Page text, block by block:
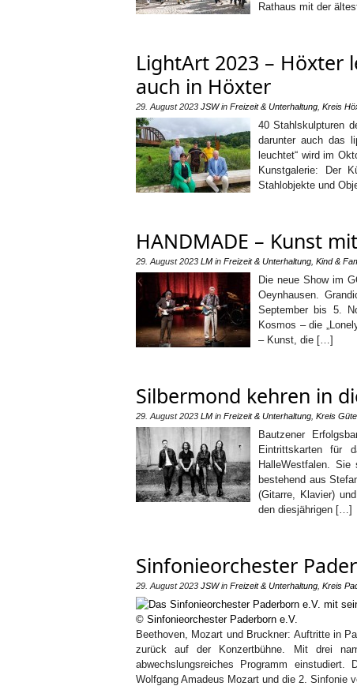
Rathaus mit der
LightArt 2023 – Höxter
auch in Höxter
29. August 2023 JSWin Freizeit & Unterhaltung Kreis
40 Stahlskulpturen
darunter auch das
leuchtet“ wird im
Kunstgalerie: Der
Stahlobjekte und
HANDMADE – Kunst
29. August 2023 LM in Freizeit & Unterhaltung Kind &
Die neue Show im
Oeynhausen.
September bis 5.
Kosmos – die
– Kunst, die […]
Silbermond kehren in
29. August 2023 LM in Freizeit & Unterhaltung Kreis
Bautzener
Eintrittskarten für
HalleWestfalen. Sie
bestehend aus
(Gitarre, Klavier)
den diesjährigen […]
Sinfonieorchester
29. August 2023 JSWin Freizeit & Unterhaltung Kreis
Beethoven, Mozart und Bruckner: Auftritte in
zurück auf der Konzertbühne. Mit drei
abwechslungsreiches Programm
Wolfgang Amadeus Mozart und die 2. Sinfonie